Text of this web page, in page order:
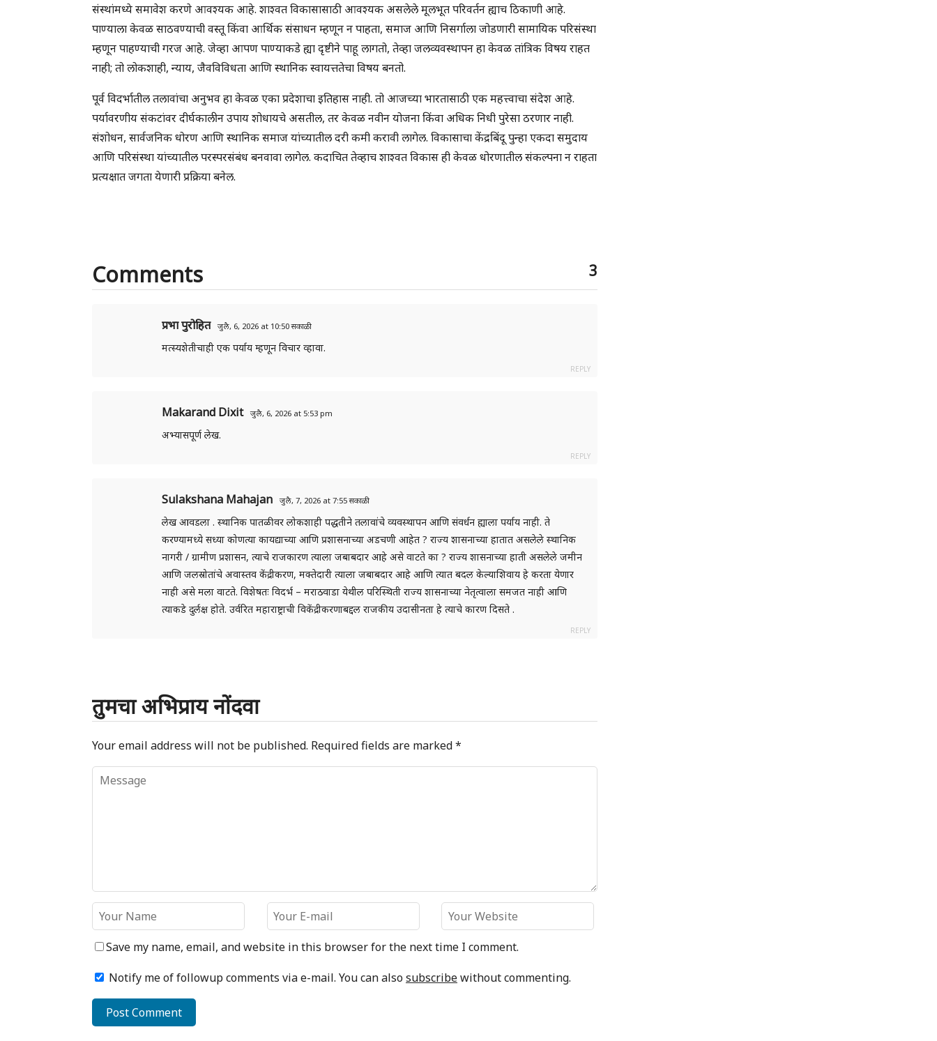
संस्थांमध्ये समावेश करणे आवश्यक आहे. शाश्वत विकासासाठी आवश्यक असलेले मूलभूत परिवर्तन ह्याच ठिकाणी आहे.
पाण्याला केवळ साठवण्याची वस्तू किंवा आर्थिक संसाधन म्हणून न पाहता, समाज आणि निसर्गाला जोडणारी सामायिक परिसंस्था
म्हणून पाहण्याची गरज आहे. जेव्हा आपण पाण्याकडे ह्या दृष्टीने पाहू लागतो, तेव्हा जलव्यवस्थापन हा केवळ तांत्रिक विषय राहत
नाही; तो लोकशाही, न्याय, जैवविविधता आणि स्थानिक स्वायत्ततेचा विषय बनतो.
पूर्व विदर्भातील तलावांचा अनुभव हा केवळ एका प्रदेशाचा इतिहास नाही. तो आजच्या भारतासाठी एक महत्त्वाचा संदेश आहे.
पर्यावरणीय संकटांवर दीर्घकालीन उपाय शोधायचे असतील, तर केवळ नवीन योजना किंवा अधिक निधी पुरेसा ठरणार नाही.
संशोधन, सार्वजनिक धोरण आणि स्थानिक समाज यांच्यातील दरी कमी करावी लागेल. विकासाचा केंद्रबिंदू पुन्हा एकदा समुदाय
आणि परिसंस्था यांच्यातील परस्परसंबंध बनवावा लागेल. कदाचित तेव्हाच शाश्वत विकास ही केवळ धोरणातील संकल्पना न राहता
प्रत्यक्षात जगता येणारी प्रक्रिया बनेल.
Comments 3
प्रभा पुरोहित जुलै, 6, 2026 at 10:50 सकाळी
मत्स्यशेतीचाही एक पर्याय म्हणून विचार व्हावा.
REPLY
Makarand Dixit जुलै, 6, 2026 at 5:53 pm
अभ्यासपूर्ण लेख.
REPLY
Sulakshana Mahajan जुलै, 7, 2026 at 7:55 सकाळी
लेख आवडला . स्थानिक पातळीवर लोकशाही पद्धतीने तलावांचे व्यवस्थापन आणि संवर्धन ह्याला पर्याय नाही. ते
करण्यामध्ये सध्या कोणत्या कायद्याच्या आणि प्रशासनाच्या अडचणी आहेत ? राज्य शासनाच्या हातात असलेले स्थानिक
नागरी / ग्रामीण प्रशासन, त्याचे राजकारण त्याला जबाबदार आहे असे वाटते का ? राज्य शासनाच्या हाती असलेले जमीन
आणि जलस्रोतांचे अवास्तव केंद्रीकरण, मक्तेदारी त्याला जबाबदार आहे आणि त्यात बदल केल्याशिवाय हे करता येणार
नाही असे मला वाटते. विशेषतः विदर्भ – मराठवाडा येथील परिस्थिती राज्य शासनाच्या नेतृत्वाला समजत नाही आणि
त्याकडे दुर्लक्ष होते. उर्वरित महाराष्ट्राची विकेंद्रीकरणाबद्दल राजकीय उदासीनता हे त्याचे कारण दिसते .
REPLY
तुमचा अभिप्राय नोंदवा
Your email address will not be published. Required fields are marked*
Save my name, email, and website in this browser for the next time I comment.
Notify me of followup comments via e-mail. You can alsosubscribewithout commenting.